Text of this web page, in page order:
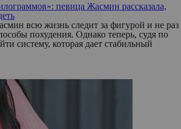
певица Жасмин рассказала,
всю жизнь следит за фигурой и не раз
похудения. Однако теперь, судя по
систему, которая дает стабильный